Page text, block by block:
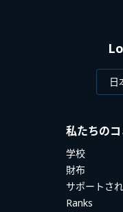
日
私たちの
学校
財布
サポートさ
Ranks